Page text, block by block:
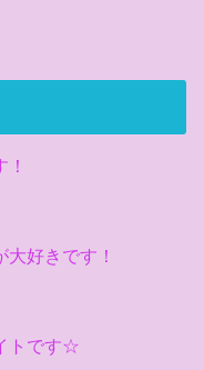
好きです！
トです☆